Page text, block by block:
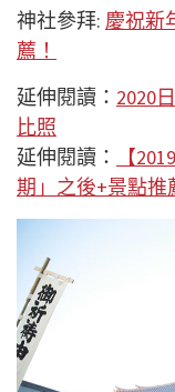
神社參拜: 慶祝新
薦！
延伸閱讀： 2020
比照
延伸閱讀：
【
期」之後+景點推